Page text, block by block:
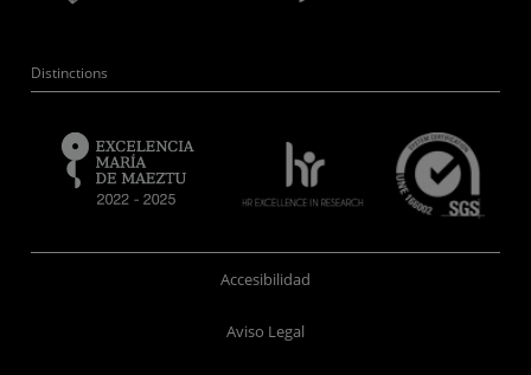
Distinctions
Accesibilidad
Aviso Legal